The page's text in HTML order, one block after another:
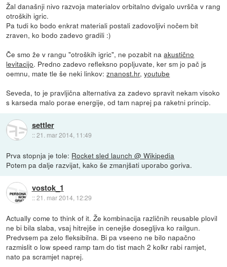
Žal današnji nivo razvoja materialov orbitalno dvigalo uvršča v rang
otroških igric.
Pa tudi ko bodo enkrat materiali postali zadovoljivi nočem bit
zraven, ko bodo zadevo gradili :)
Če smo že v rangu "otroških igric", ne pozabit naakustično
levitacijo. Predno zadevo refleksno popljuvate, ker sm jo pač js
oemnu, mate tle še neki linkov:znanost.hr,youtube
Seveda, to je pravljična alternativa za zadevo spravit nekam visoko
s karseda malo porae energije, od tam naprej pa raketni princip.
settler
::21. mar 2014, 11:49
Prva stopnja je tole: Rocket sled launch @ Wikipedia
Potem pa dalje razvijat, kako še zmanjšati uporabo goriva.
vostok_1
::21. mar 2014, 12:29
Actually come to think of it. Že kombinacija različnih reusable plovil
ne bi bila slaba, vsaj hitrejše in cenejše dosegljiva ko railgun.
Predvsem pa zelo fleksibilna. Bi pa vseeno ne bilo napačno
razmislit o low speed ramp tam do tist mach 2 kolkr rabi ramjet,
nato pa scramjet naprej.